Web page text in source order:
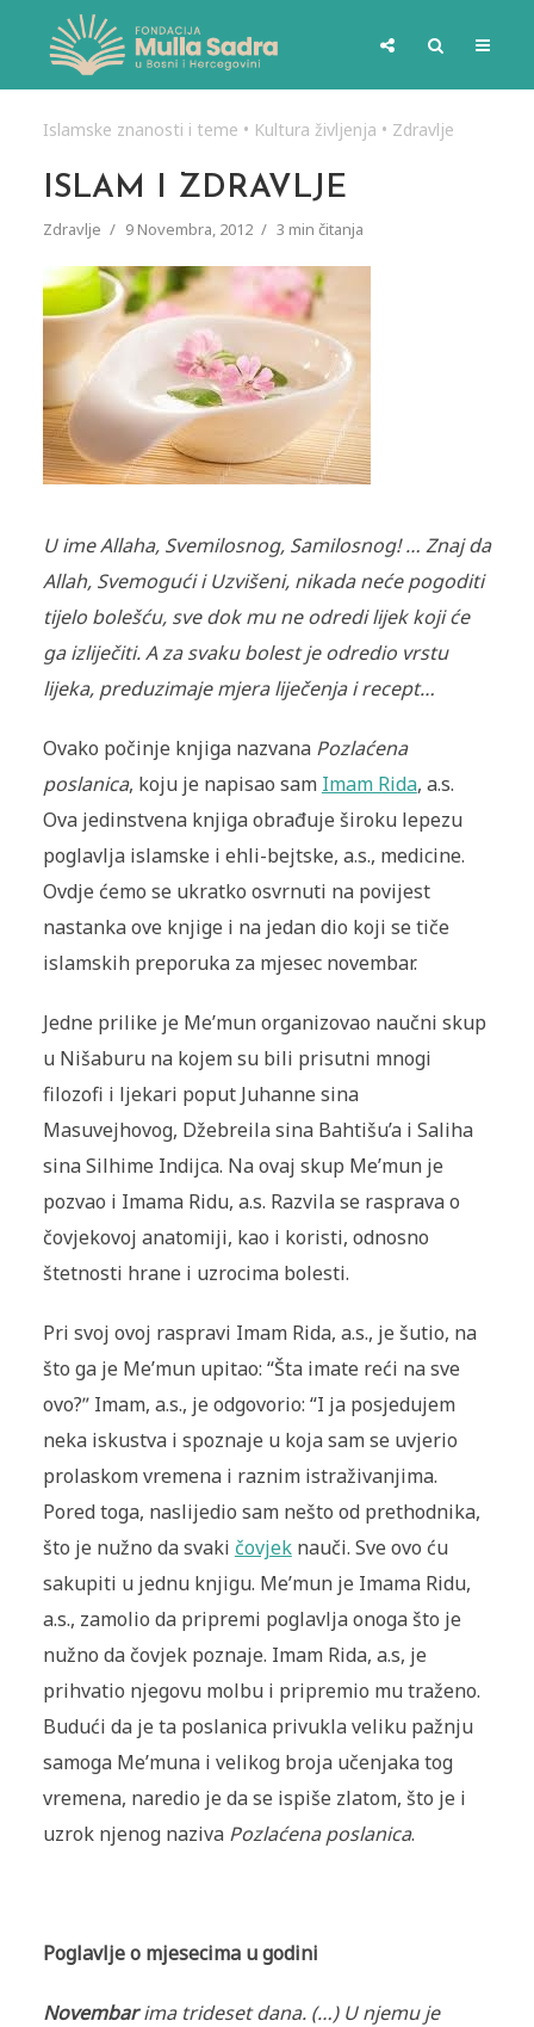
Islamske znanosti i teme • Kultura življenja • Zdravlje
ISLAM I ZDRAVLJE
Zdravlje 9 Novembra, 2012 3 min čitanja
U ime Allaha, Svemilosnog, Samilosnog! … Znaj da
Allah, Svemogući i Uzvišeni, nikada neće pogoditi
tijelo bolešću, sve dok mu ne odredi lijek koji će
ga izliječiti. A za svaku bolest je odredio vrstu
lijeka, preduzimaje mjera liječenja i recept…
Ovako počinje knjiga nazvana Pozlaćena
poslanica, koju je napisao sam Imam Rida, a.s.
Ova jedinstvena knjiga obrađuje široku lepezu
poglavlja islamske i ehli-bejtske, a.s., medicine.
Ovdje ćemo se ukratko osvrnuti na povijest
nastanka ove knjige i na jedan dio koji se tiče
islamskih preporuka za mjesec novembar.
Jedne prilike je Me’mun organizovao naučni skup
u Nišaburu na kojem su bili prisutni mnogi
filozofi i ljekari poput Juhanne sina
Masuvejhovog, Džebreila sina Bahtišu’a i Saliha
sina Silhime Indijca. Na ovaj skup Me’mun je
pozvao i Imama Ridu, a.s. Razvila se rasprava o
čovjekovoj anatomiji, kao i koristi, odnosno
štetnosti hrane i uzrocima bolesti.
Pri svoj ovoj raspravi Imam Rida, a.s., je šutio, na
što ga je Me’mun upitao: “Šta imate reći na sve
ovo?ˮ Imam, a.s., je odgovorio: “I ja posjedujem
neka iskustva i spoznaje u koja sam se uvjerio
prolaskom vremena i raznim istraživanjima.
Pored toga, naslijedio sam nešto od prethodnika,
što je nužno da svaki čovjeknauči. Sve ovo ću
sakupiti u jednu knjigu. Me’mun je Imama Ridu,
a.s., zamolio da pripremi poglavlja onoga što je
nužno da čovjek poznaje. Imam Rida, a.s, je
prihvatio njegovu molbu i pripremio mu traženo.
Budući da je ta poslanica privukla veliku pažnju
samoga Me’muna i velikog broja učenjaka tog
vremena, naredio je da se ispiše zlatom, što je i
uzrok njenog naziva Pozlaćena poslanica.
Poglavlje o mjesecima u godini
Novembarima trideset dana. (…) U njemu je